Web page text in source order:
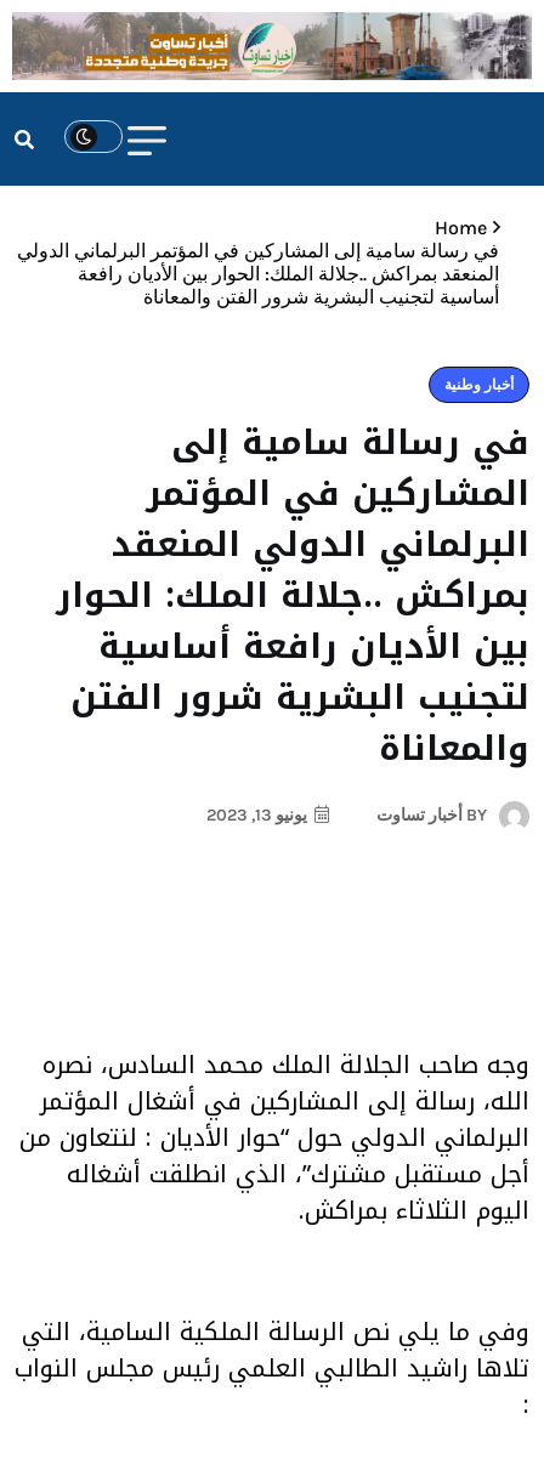
Home
في رسالة سامية إلى المشاركين في المؤتمر البرلماني الدولي
المنعقد بمراكش ..جلالة الملك: الحوار بين الأديان رافعة
أساسية لتجنيب البشرية شرور الفتن والمعاناة
أخبار وطنية
في رسالة سامية إلى
المشاركين في المؤتمر
البرلماني الدولي المنعقد
بمراكش ..جلالة الملك: الحوار
بين الأديان رافعة أساسية
لتجنيب البشرية شرور الفتن
والمعاناة
BY أخبار تساوت يونيو 13, 2023
وجه صاحب الجلالة الملك محمد السادس، نصره
الله، رسالة إلى المشاركين في أشغال المؤتمر
البرلماني الدولي حول “حوار الأديان : لنتعاون من
أجل مستقبل مشترك”، الذي انطلقت أشغاله
اليوم الثلاثاء بمراكش.
وفي ما يلي نص الرسالة الملكية السامية، التي
تلاها راشيد الطالبي العلمي رئيس مجلس النواب
: